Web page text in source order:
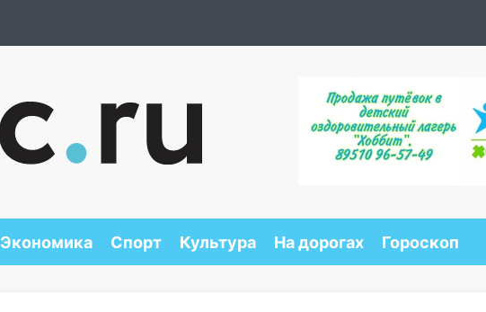
Экономика Спорт Культура На дорогах Гороскоп